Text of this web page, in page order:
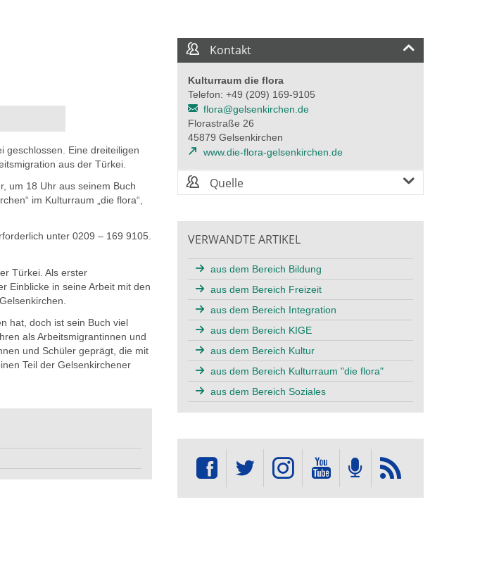
geschlossen. Eine dreiteiligen
aus der Türkei.
um 18 Uhr aus seinem Buch
im Kulturraum „die flora“,
unter 0209 – 169 9105.
Türkei. Als erster
Einblicke in seine Arbeit mit den
hat, doch ist sein Buch viel
als Arbeitsmigrantinnen und
und Schüler geprägt, die mit
Teil der Gelsenkirchener
Kontakt
Kulturraum die flora
Telefon: +49 (209) 169-9105
flora@gelsenkirchen.de
Florastraße 26
45879 Gelsenkirchen
www.die-flora-gelsenkirchen.de
Quelle
VERWANDTE ARTIKEL
aus dem Bereich Bildung
aus dem Bereich Freizeit
aus dem Bereich Integration
aus dem Bereich KIGE
aus dem Bereich Kultur
aus dem Bereich Kulturraum "die flora"
aus dem Bereich Soziales